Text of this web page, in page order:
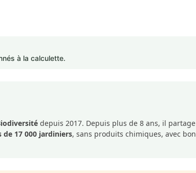
à la calculette.
depuis 2017. Depuis plus de 8 ans, il partage
de 17 000 jardiniers, sans produits chimiques, avec bon